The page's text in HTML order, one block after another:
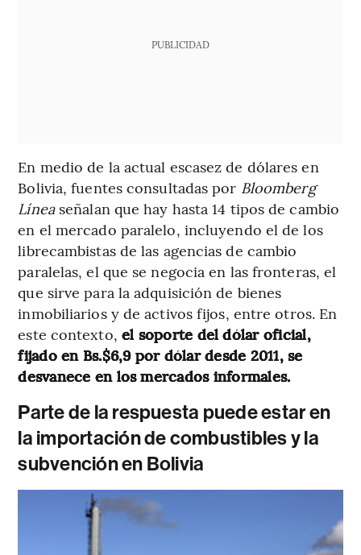
PUBLICIDAD
En medio de la actual escasez de dólares en
Bolivia, fuentes consultadas por Bloomberg
Línea señalan que hay hasta 14 tipos de cambio
en el mercado paralelo, incluyendo el de los
librecambistas de las agencias de cambio
paralelas, el que se negocia en las fronteras, el
que sirve para la adquisición de bienes
inmobiliarios y de activos fijos, entre otros. En
este contexto, el soporte del dólar oficial,
fijado en Bs.$6,9 por dólar desde 2011, se
desvanece en los mercados informales.
Parte de la respuesta puede estar en
la importación de combustibles y la
subvención en Bolivia